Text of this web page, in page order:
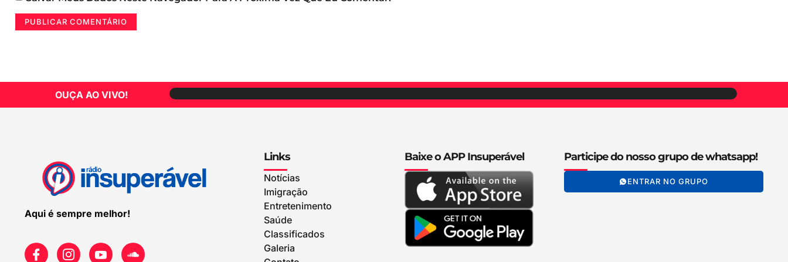
OUÇA AO VIVO!
Aqui é sempre melhor!
Links
Notícias
Imigração
Entretenimento
Saúde
Classificados
Galeria
Baixe o APP Insuperável Participe do nosso grupo de whatsapp!
ENTRAR NO GRUPO